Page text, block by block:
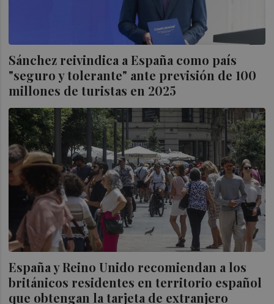
Sánchez reivindica a España como país
"seguro y tolerante" ante previsión de 100
millones de turistas en 2025
España y Reino Unido recomiendan a los
británicos residentes en territorio español
que obtengan la tarjeta de extranjero